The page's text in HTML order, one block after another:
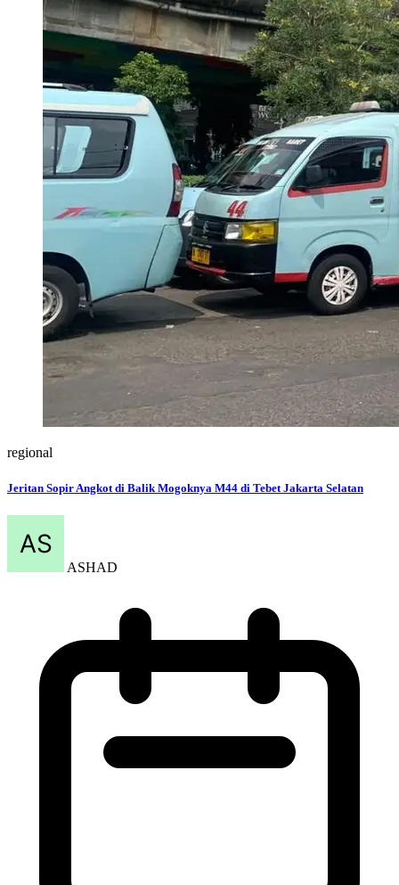
regional
Jeritan Sopir Angkot di Balik Mogoknya M44 di Tebet Jakarta Selatan
ASHAD